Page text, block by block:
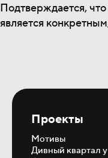
Подтверждается,
является
Проекты
Мотивы
Дивный квартал